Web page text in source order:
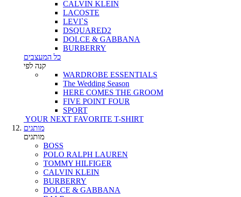
CALVIN KLEIN
LACOSTE
LEVI`S
DSQUARED2
DOLCE & GABBANA
BURBERRY
כל המעצבים
קנה לפי
WARDROBE ESSENTIALS
The Wedding Season
HERE COMES THE GROOM
FIVE POINT FOUR
SPORT
YOUR NEXT FAVORITE T-SHIRT
מותגים
מותגים
BOSS
POLO RALPH LAUREN
TOMMY HILFIGER
CALVIN KLEIN
BURBERRY
DOLCE & GABBANA